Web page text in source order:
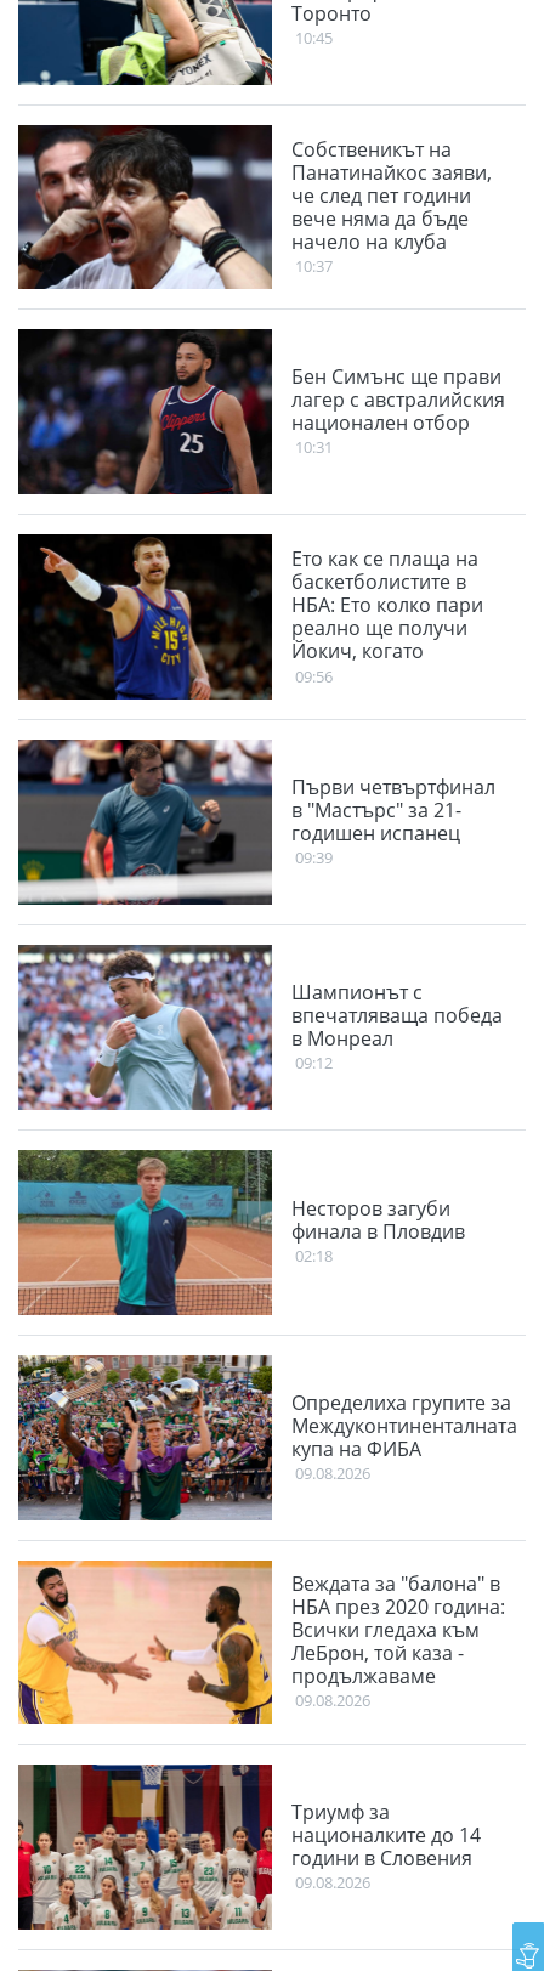
Торонто
10:45
Собственикът на
Панатинайкос заяви,
че след пет години
вече няма да бъде
начело на клуба
10:37
Бен Симънс ще прави
лагер с австралийския
национален отбор
10:31
Ето как се плаща на
баскетболистите в
НБА: Ето колко пари
реално ще получи
Йокич, когато
подпише най-богатия
09:56
Първи четвъртфинал
в "Мастърс" за 21-
годишен испанец
09:39
Шампионът с
впечатляваща победа
в Монреал
09:12
Несторов загуби
финала в Пловдив
02:18
Определиха групите за
Междуконтиненталната
купа на ФИБА
09.08.2026
Веждата за "балона" в
НБА през 2020 година:
Всички гледаха към
ЛеБрон, той каза -
продължаваме
09.08.2026
Триумф за
националките до 14
години в Словения
09.08.2026